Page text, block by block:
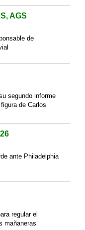
AGS
de
segundo informe
de Carlos
ante Philadelphia
regular el
mañaneras